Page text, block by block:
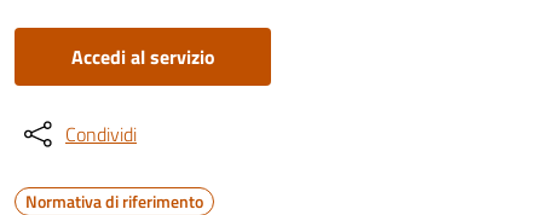
Accedi al servizio
Condividi
Normativa di riferimento